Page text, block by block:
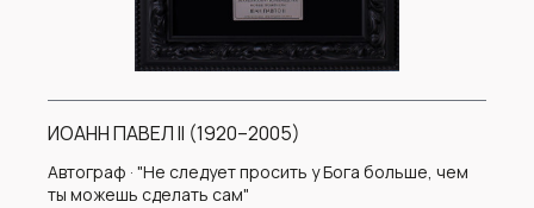
ИОАНН ПАВЕЛ II (1920–2005)
Автограф · "Не следует просить у Бога больше, чем
ты можешь сделать сам"